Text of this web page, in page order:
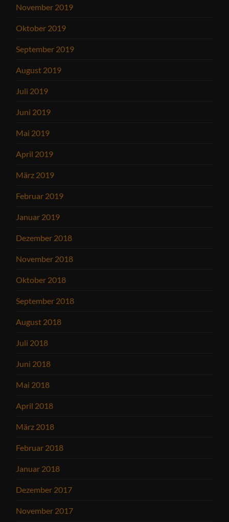
November 2019
Oktober 2019
September 2019
August 2019
Juli 2019
Juni 2019
Mai 2019
April 2019
März 2019
Februar 2019
Januar 2019
Dezember 2018
November 2018
Oktober 2018
September 2018
August 2018
Juli 2018
Juni 2018
Mai 2018
April 2018
März 2018
Februar 2018
Januar 2018
Dezember 2017
November 2017